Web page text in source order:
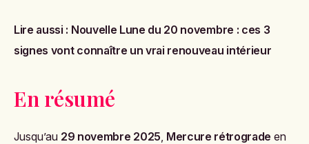
Lire aussi : Nouvelle Lune du 20 novembre : ces 3
signes vont connaître un vrai renouveau intérieur
En résumé
Jusqu’au 29 novembre 2025 Mercure rétrograde en